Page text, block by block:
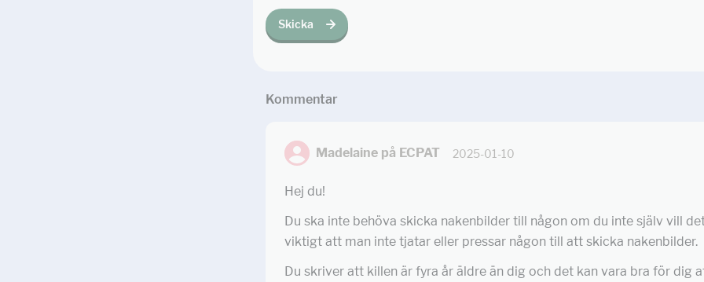
Skicka
Kommentar
Madelaine på ECPAT 2025-01-10
Hej du!
Du ska inte behöva skicka nakenbilder till någon om du inte själv vill
viktigt att man inte tjatar eller pressar någon till att skicka nakenbilder.
Du skriver att killen är fyra år äldre än dig och det kan vara bra för dig